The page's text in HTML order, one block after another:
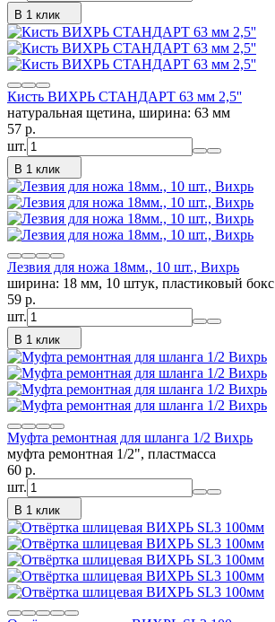
В 1 клик
Кисть ВИХРЬ СТАНДАРТ 63 мм 2,5''
натуральная щетина, ширина: 63 мм
57 p.
шт.
В 1 клик
Лезвия для ножа 18мм., 10 шт., Вихрь
ширина: 18 мм, 10 штук, пластиковый бокс
59 p.
шт.
В 1 клик
Муфта ремонтная для шланга 1/2 Вихрь
муфта ремонтная 1/2", пластмасса
60 p.
шт.
В 1 клик